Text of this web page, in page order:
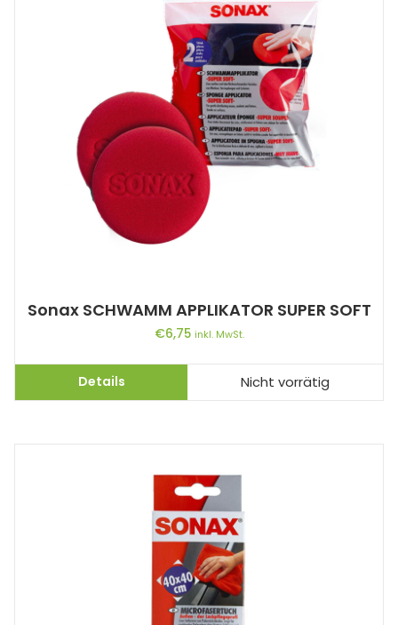
Sonax SCHWAMM APPLIKATOR SUPER SOFT
€6,75 inkl. MwSt.
Details Nicht vorrätig